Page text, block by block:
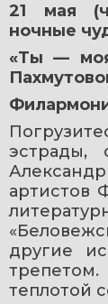
21 мая
ночные
«Ты —
эстрады,
артистов
другие
трепетом.
теплотой